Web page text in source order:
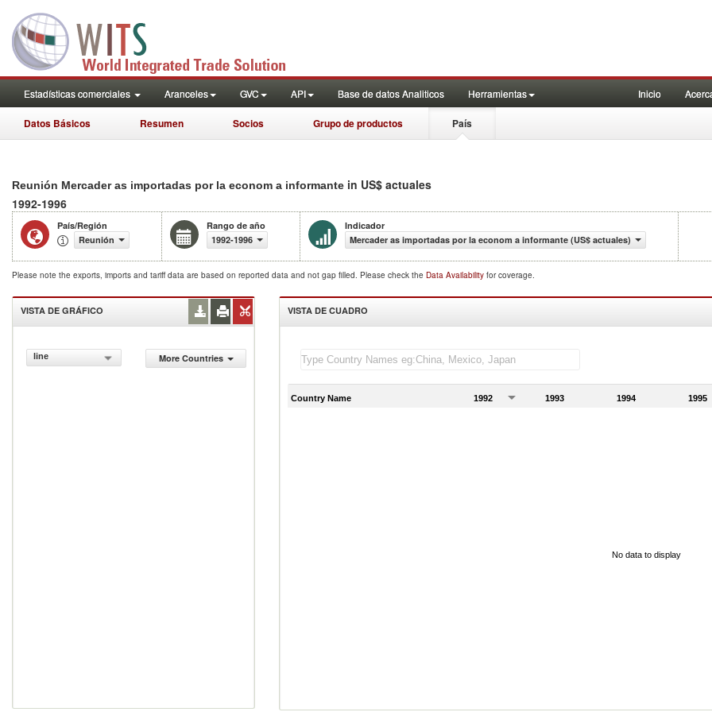
Estadísticas comerciales Aranceles GVC API Base de datos Analiticos Herramientas Inicio
Datos Básicos Resumen Socios Grupo de productos País
Reunión Mercader as importadas por la econom a informante in US$ actuales
1992-1996
País/Región
Reunión
Rango de año
1992-1996
Indicador
Mercader as importadas por la econom a informante (US$ actuales)
Please note the exports, imports and tariff data are based on reported data and not gap filled. Please check the Data Availability for coverage.
VISTA DE GRÁFICO
line More Countries
VISTA DE CUADRO
Country Name 1992 1993 1994 1995
No data to display